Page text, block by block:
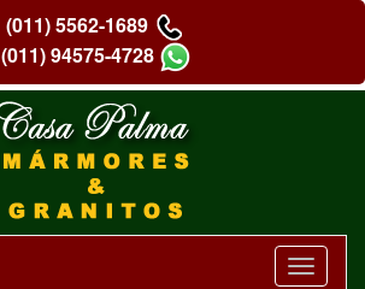
(011) 5562-1689
(011) 94575-4728